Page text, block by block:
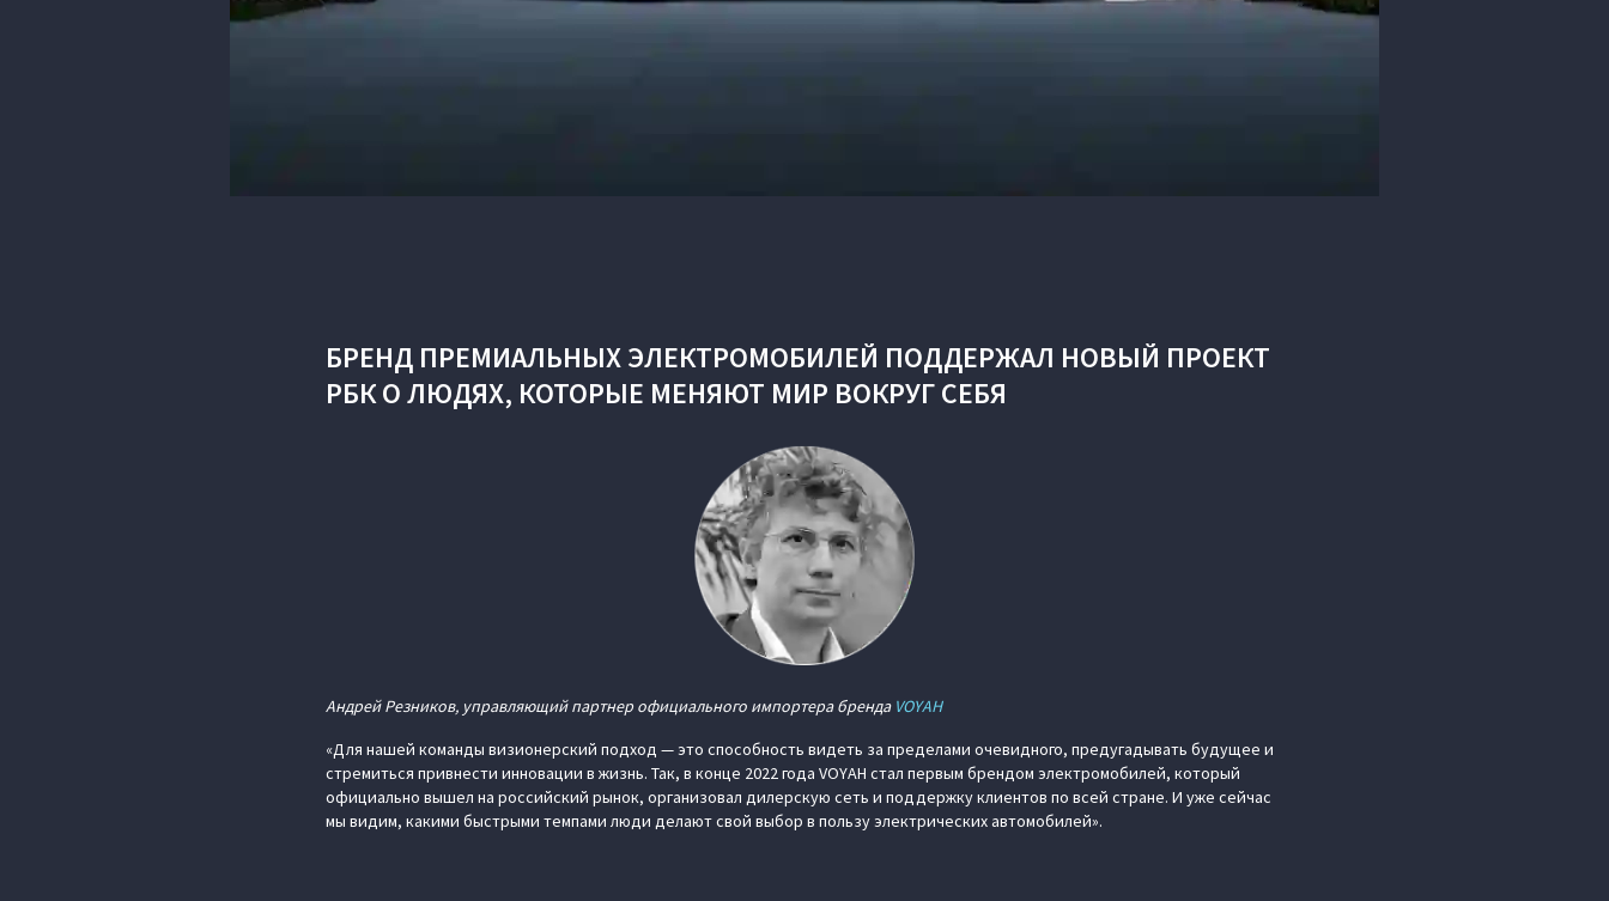
БРЕНД ПРЕМИАЛЬНЫХ ЭЛЕКТРОМОБИЛЕЙ ПОДДЕРЖАЛ НОВЫЙ ПРОЕКТ
РБК О ЛЮДЯХ, КОТОРЫЕ МЕНЯЮТ МИР ВОКРУГ СЕБЯ
Андрей Резников, управляющий партнер официального импортера бренда VOYAH
«Для нашей команды визионерский подход — это способность видеть за пределами очевидного, предугадывать будущее и
стремиться привнести инновации в жизнь. Так, в конце 2022 года VOYAH стал первым брендом электромобилей, который
официально вышел на российский рынок, организовал дилерскую сеть и поддержку клиентов по всей стране. И уже сейчас
мы видим, какими быстрыми темпами люди делают свой выбор в пользу электрических автомобилей».